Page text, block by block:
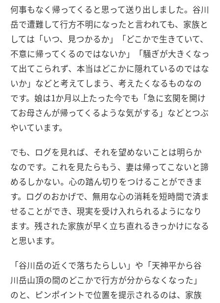
何事もなく帰ってくると思って送り出しました。谷川
岳で遭難して行方不明になったと言われても、家族と
しては「いつ、見つかるか」「どこかで生きていて、
不意に帰ってくるのではないか」「騒ぎが大きくなっ
て出てこられず、本当はどこかに隠れているのではな
いか」などと考えてしまう、考えたくなるものなの
です。娘は1か月以上たった今でも「急に玄関を開け
てお母さんが帰ってくるような気がする」などとつぶ
やいています。
でも、ログを見れば、それを望めないことは明らか
なのです。これを見たらもう、妻は帰ってこないと諦
めるしかない。心の踏ん切りをつけることができま
す。ログのおかげで、無用な心の消耗を短時間で済ま
せることができ、現実を受け入れられるようになり
ます。残された家族が早く立ち直れるきっかけになる
と思います。
「谷川岳の近くで落ちたらしい」や「天神平から谷
川岳山頂の間のどこかで行方が分からなくなった」
のと、ピンポイントで位置を提示されるのは、家族